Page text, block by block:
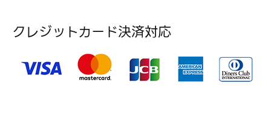
クレジットカード決済対応